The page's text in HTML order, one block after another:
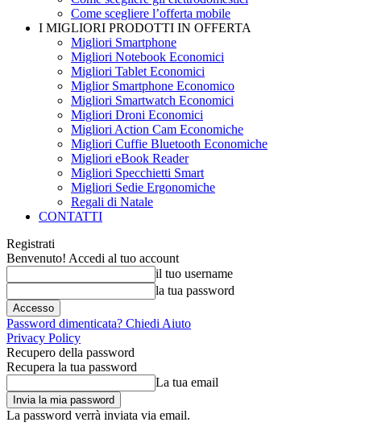
Come scegliere l’offerta mobile
I MIGLIORI PRODOTTI IN OFFERTA
Migliori Smartphone
Migliori Notebook Economici
Migliori Tablet Economici
Miglior Smartphone Economico
Migliori Smartwatch Economici
Migliori Droni Economici
Migliori Action Cam Economiche
Migliori Cuffie Bluetooth Economiche
Migliori eBook Reader
Migliori Specchietti Smart
Migliori Sedie Ergonomiche
Regali di Natale
CONTATTI
Registrati
Benvenuto! Accedi al tuo account
il tuo username
la tua password
Password dimenticata? Chiedi Aiuto
Privacy Policy
Recupero della password
Recupera la tua password
La tua email
La password verrà inviata via email.